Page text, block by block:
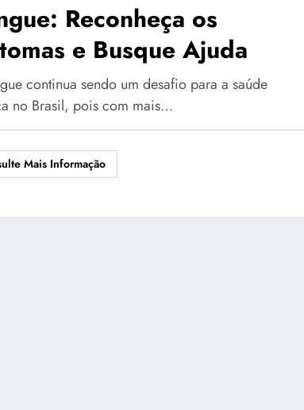
Reconheça os
e Busque Ajuda
continua sendo um desafio para a saúde
no Brasil, pois com mais…
Mais Informação